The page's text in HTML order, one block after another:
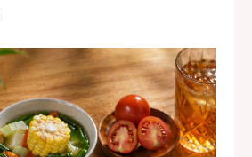
Suche
Suche
中文 Indonesia